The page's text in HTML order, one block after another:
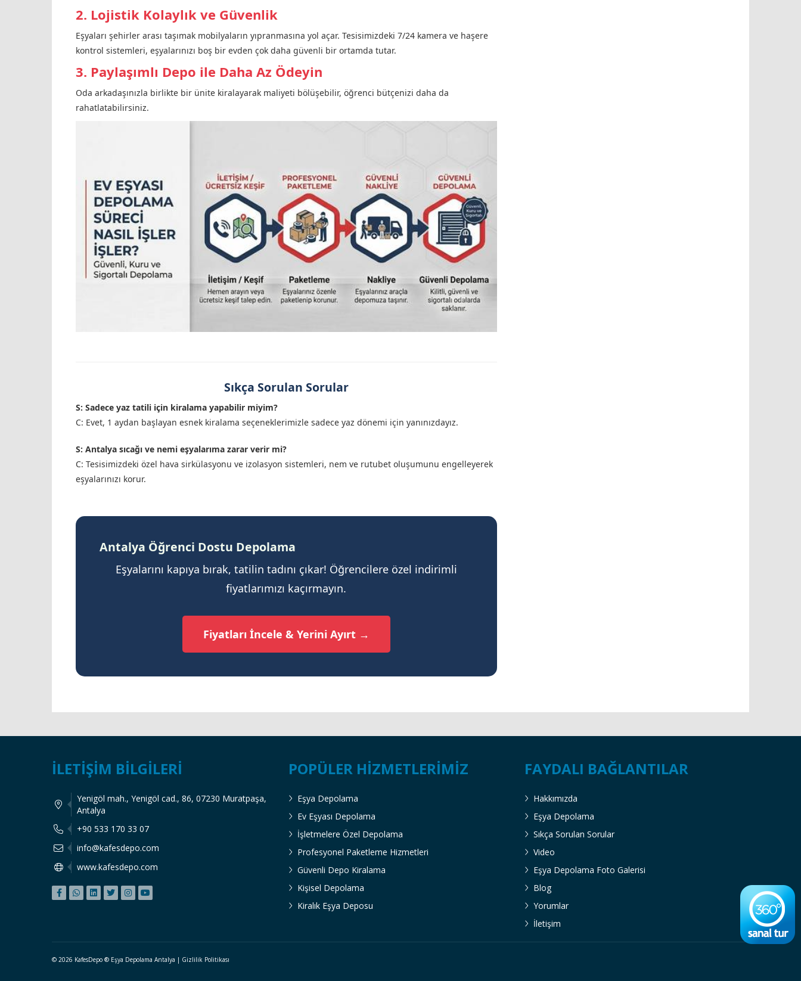
2. Lojistik Kolaylık ve Güvenlik
Eşyaları şehirler arası taşımak mobilyaların yıpranmasına yol açar. Tesisimizdeki 7/24 kamera ve haşere
kontrol sistemleri, eşyalarınızı boş bir evden çok daha güvenli bir ortamda tutar.
3. Paylaşımlı Depo ile Daha Az Ödeyin
Oda arkadaşınızla birlikte bir ünite kiralayarak maliyeti bölüşebilir, öğrenci bütçenizi daha da
rahatlatabilirsiniz.
Sıkça Sorulan Sorular
S: Sadece yaz tatili için kiralama yapabilir miyim?
C: Evet, 1 aydan başlayan esnek kiralama seçeneklerimizle sadece yaz dönemi için yanınızdayız.
S: Antalya sıcağı ve nemi eşyalarıma zarar verir mi?
C: Tesisimizdeki özel hava sirkülasyonu ve izolasyon sistemleri, nem ve rutubet oluşumunu engelleyerek
eşyalarınızı korur.
Antalya Öğrenci Dostu Depolama
Eşyalarını kapıya bırak, tatilin tadını çıkar! Öğrencilere özel indirimli
fiyatlarımızı kaçırmayın.
Fiyatları İncele & Yerini Ayırt →
İLETIŞIM BILGILERI
Yenigöl mah., Yenigöl cad., 86, 07230 Muratpaşa,
Antalya
+90 533 170 33 07
info@kafesdepo.com
www.kafesdepo.com
POPÜLER HIZMETLERIMIZ
Eşya Depolama
Ev Eşyası Depolama
İşletmelere Özel Depolama
Profesyonel Paketleme Hizmetleri
Güvenli Depo Kiralama
Kişisel Depolama
Kiralık Eşya Deposu
FAYDALI BAĞLANTILAR
Hakkımızda
Eşya Depolama
Sıkça Sorulan Sorular
Video
Eşya Depolama Foto Galerisi
Blog
Yorumlar
İletişim
© 2026 KafesDepo ® Eşya Depolama Antalya | Gizlilik Politikası